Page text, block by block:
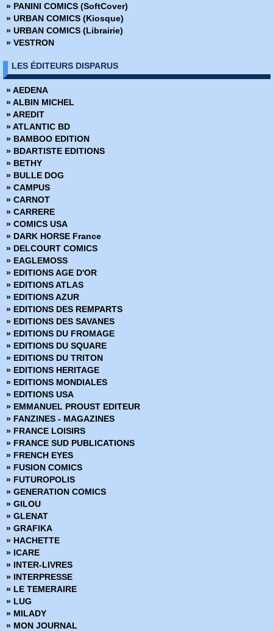
› Tarzan Géant - 39
› Tarzan Géant - 40
› Tarzan Géant - 41
› Tarzan Géant - 42
› Tarzan Géant - 44
› Tarzan Géant - 45
› Tarzan Géant - 46
› Tarzan Géant - 47
› Tarzan Géant - 48
› Tarzan Géant - 49
› Tarzan Géant - 50
› Tarzan Géant - 51
› Tarzan Géant - 52
› Tarzan Géant - 53
› Tarzan Géant - 54
› Tarzan Géant - 55
› Tarzan Géant - 56
› Tarzan Géant - 57
› Tarzan Géant - 58
Tarzan Géant - 59
› Tarzan Géant - 60
› Tarzan Géant - 61
› Tarzan Géant - 62
» Tarzan - Appel de la Jungle
» Tarzan - Mensuel - série 1 - Vedette TV
Tarzan Géant
» Tarzan Mensuel - série 2
» PANINI COMICS (SoftCover)
» URBAN COMICS (Kiosque)
» URBAN COMICS (Librairie)
» VESTRON
LES ÉDITEURS DISPARUS
» AEDENA
» ALBIN MICHEL
» AREDIT
» ATLANTIC BD
» BAMBOO EDITION
» BDARTISTE EDITIONS
» BETHY
» BULLE DOG
» CAMPUS
» CARNOT
» CARRERE
» COMICS USA
» DARK HORSE France
» DELCOURT COMICS
» EAGLEMOSS
» EDITIONS AGE D'OR
» EDITIONS ATLAS
» EDITIONS AZUR
» EDITIONS DES REMPARTS
» EDITIONS DES SAVANES
» EDITIONS DU FROMAGE
» EDITIONS DU SQUARE
» EDITIONS DU TRITON
» EDITIONS HERITAGE
» EDITIONS MONDIALES
» EDITIONS USA
» EMMANUEL PROUST EDITEUR
» FANZINES - MAGAZINES
» FRANCE LOISIRS
» FRANCE SUD PUBLICATIONS
» FRENCH EYES
» FUSION COMICS
» FUTUROPOLIS
» GENERATION COMICS
» GILOU
» GLENAT
» GRAFIKA
» HACHETTE
» ICARE
» INTER-LIVRES
» INTERPRESSE
» LE TEMERAIRE
» LUG
» MILADY
» MON JOURNAL